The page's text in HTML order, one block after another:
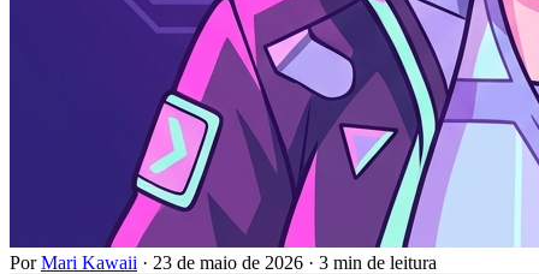
PorMari Kawaii · 23 de maio de 2026 · 3 min de leitura